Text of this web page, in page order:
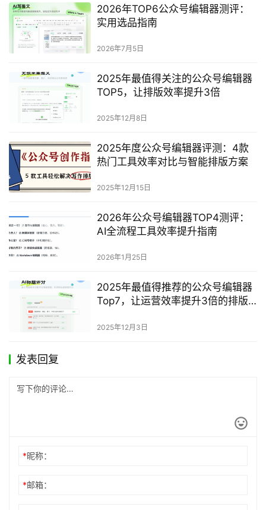
2026年TOP6公众号编辑器测评：
实用选品指南
2026年7月5日
2025年最值得关注的公众号编辑器
TOP5，让排版效率提升3倍
2025年12月8日
2025年度公众号编辑器评测：4款
热门工具效率对比与智能排版方案
2025年12月15日
2026年公众号编辑器TOP4测评：
AI全流程工具效率提升指南
2026年1月25日
2025年最值得推荐的公众号编辑器
Top7，让运营效率提升3倍的排版
2025年12月3日
发表回复
*昵称：
*邮箱：